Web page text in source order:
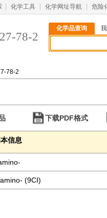
化学工具 化学网址导航 危险
78-2
化学品查询
78-2
下载PDF格式
信息
(9CI)